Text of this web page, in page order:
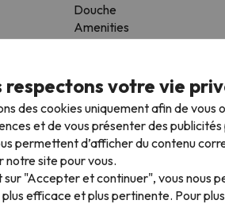
Douche
Amenities
Douche ou baignoire
Papier hygiénique
Douche de plain-pied
Gel douche
respectons votre vie
des cookies uniquement afin de
et de vous présenter des
permettent d’afficher du contenu
notre site pour vous.
sur "Accepter et continuer", vous nous
efficace et plus pertinente. Pour